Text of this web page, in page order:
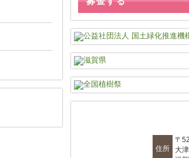
住所
〒
大